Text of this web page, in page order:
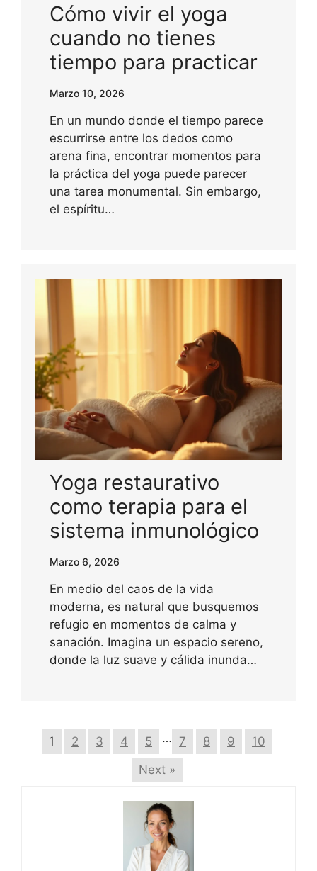
Cómo vivir el yoga
cuando no tienes
tiempo para practicar
Marzo 10, 2026
En un mundo donde el tiempo parece
escurrirse entre los dedos como
arena fina, encontrar momentos para
la práctica del yoga puede parecer
una tarea monumental. Sin embargo,
el espíritu…
Yoga restaurativo
como terapia para el
sistema inmunológico
Marzo 6, 2026
En medio del caos de la vida
moderna, es natural que busquemos
refugio en momentos de calma y
sanación. Imagina un espacio sereno,
donde la luz suave y cálida inunda…
1 2 3 4 5 … 7 8 9
10
Next »